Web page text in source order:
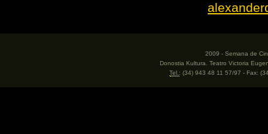
2009 - Semana de
Donostia Kultura. Teatro Victoria
Tel. : (34) 943 48 11 57/97 - Fax: